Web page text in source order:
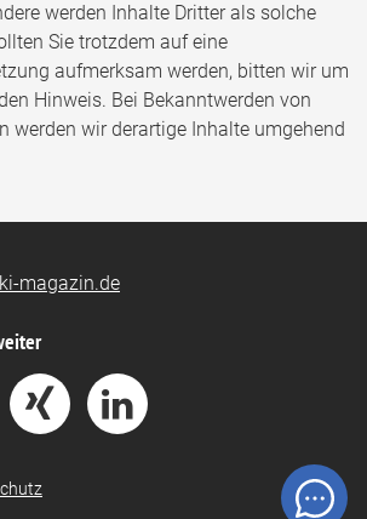
werden Inhalte Dritter als solche
Sie trotzdem auf eine
aufmerksam werden, bitten wir um
Hinweis. Bei Bekanntwerden von
werden wir derartige Inhalte umgehend
magazin.de